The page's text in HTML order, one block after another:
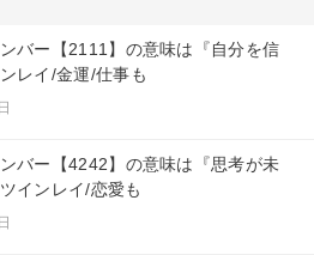
バー【2111】の意味は『自分を信
レイ/金運/仕事も
バー【4242】の意味は『思考が未
インレイ/恋愛も